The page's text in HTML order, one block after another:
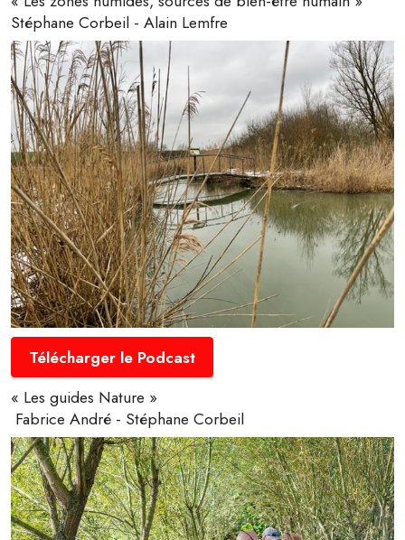
Stéphane Corbeil - Alain Lemfre
Télécharger le Podcast
« Les guides Nature »
Fabrice André - Stéphane Corbeil